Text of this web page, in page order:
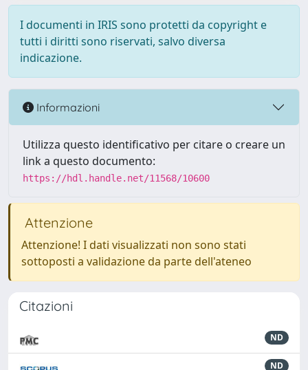
I documenti in IRIS sono protetti da copyright e
tutti i diritti sono riservati, salvo diversa
indicazione.
Informazioni
Utilizza questo identificativo per citare o creare un
link a questo documento:
https://hdl.handle.net/11568/10600
Attenzione
Attenzione! I dati visualizzati non sono stati
sottoposti a validazione da parte dell'ateneo
Citazioni
ND
ND